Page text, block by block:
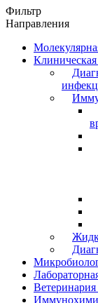
Фильтр
Направления